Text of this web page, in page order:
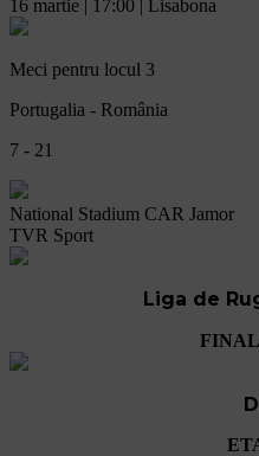
16 martie | 17:00 | Lisabona
Meci pentru locul 3
Portugalia - România
7 - 21
National Stadium CAR Jamor
TVR Sport
Liga de